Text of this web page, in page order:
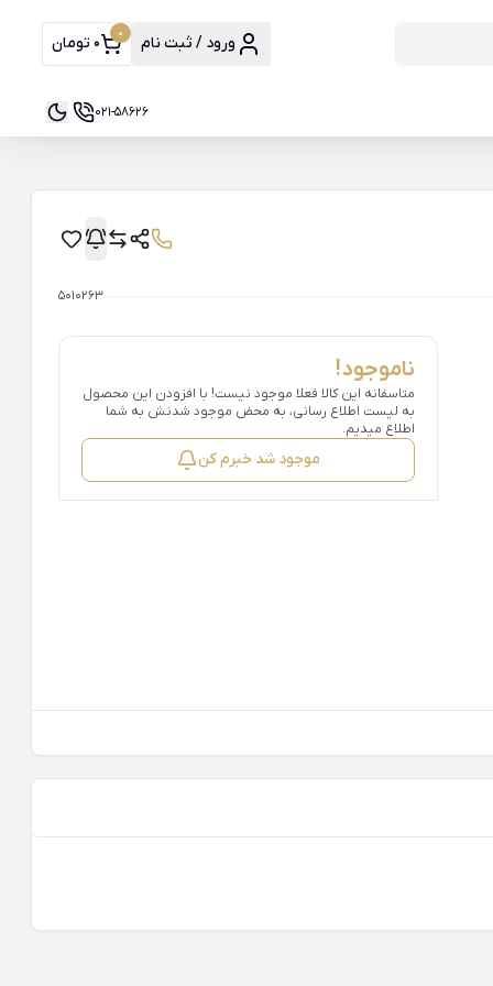
ورود / ثبت نام 0 0 تومان
021-58626
5010263
ناموجود!
متاسفانه این کالا فعلا موجود نیست! با افزودن این محصول
به لیست اطلاع رسانی، به محض موجود شدنش به شما
اطلاع میدیم.
موجود شد خبرم کن